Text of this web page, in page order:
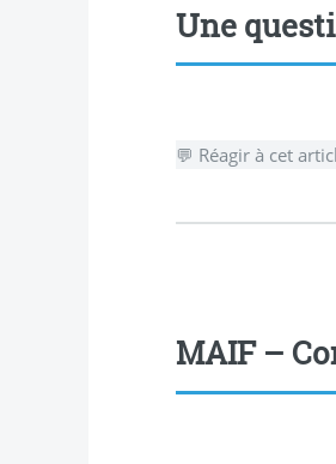
Une
💬 Réagir à cet
MAIF –